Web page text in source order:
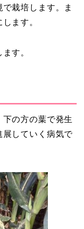
栽培します。ま
ます。
す。
の方の葉で発生
展していく病気で